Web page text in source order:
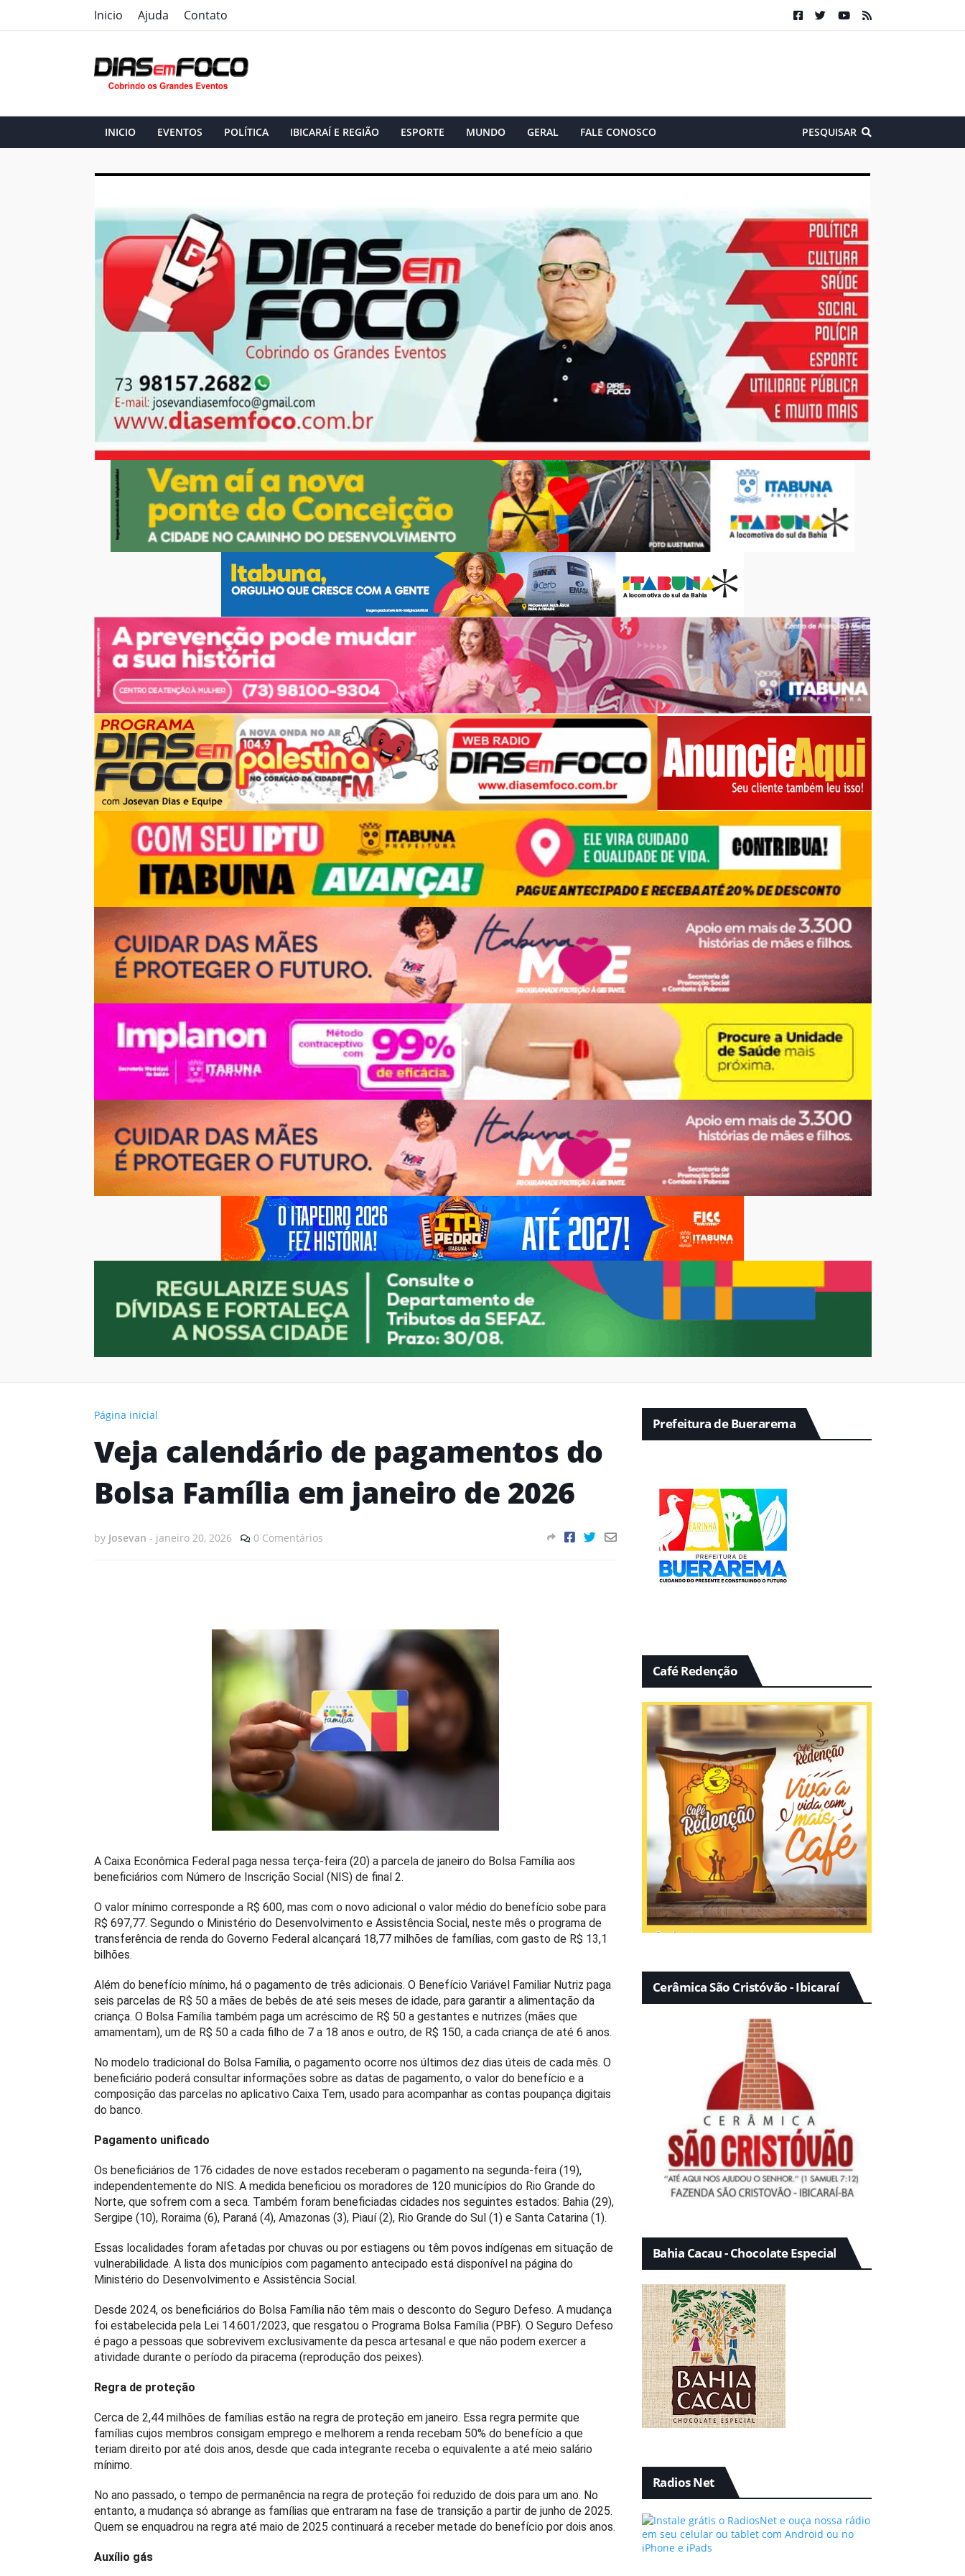
Inicio Ajuda Contato
INICIO EVENTOS POLÍTICA IBICARAÍ E REGIÃO ESPORTE MUNDO GERAL FALE CONOSCO PESQUISAR
Página inicial
Veja calendário de pagamentos do
Bolsa Família em janeiro de 2026
by Josevan - janeiro 20, 2026 0 Comentários
A Caixa Econômica Federal paga nessa terça-feira (20) a parcela de janeiro do Bolsa Família aos
beneficiários com Número de Inscrição Social (NIS) de final 2.
O valor mínimo corresponde a R$ 600, mas com o novo adicional o valor médio do benefício sobe para
R$ 697,77. Segundo o Ministério do Desenvolvimento e Assistência Social, neste mês o programa de
transferência de renda do Governo Federal alcançará 18,77 milhões de famílias, com gasto de R$ 13,1
bilhões.
Além do benefício mínimo, há o pagamento de três adicionais. O Benefício Variável Familiar Nutriz paga
seis parcelas de R$ 50 a mães de bebês de até seis meses de idade, para garantir a alimentação da
criança. O Bolsa Família também paga um acréscimo de R$ 50 a gestantes e nutrizes (mães que
amamentam), um de R$ 50 a cada filho de 7 a 18 anos e outro, de R$ 150, a cada criança de até 6 anos.
No modelo tradicional do Bolsa Família, o pagamento ocorre nos últimos dez dias úteis de cada mês. O
beneficiário poderá consultar informações sobre as datas de pagamento, o valor do benefício e a
composição das parcelas no aplicativo Caixa Tem, usado para acompanhar as contas poupança digitais
do banco.
Pagamento unificado
Os beneficiários de 176 cidades de nove estados receberam o pagamento na segunda-feira (19),
independentemente do NIS. A medida beneficiou os moradores de 120 municípios do Rio Grande do
Norte, que sofrem com a seca. Também foram beneficiadas cidades nos seguintes estados: Bahia (29),
Sergipe (10), Roraima (6), Paraná (4), Amazonas (3), Piauí (2), Rio Grande do Sul (1) e Santa Catarina (1).
Essas localidades foram afetadas por chuvas ou por estiagens ou têm povos indígenas em situação de
vulnerabilidade. A lista dos municípios com pagamento antecipado está disponível na página do
Ministério do Desenvolvimento e Assistência Social.
Desde 2024, os beneficiários do Bolsa Família não têm mais o desconto do Seguro Defeso. A mudança
foi estabelecida pela Lei 14.601/2023, que resgatou o Programa Bolsa Família (PBF). O Seguro Defeso
é pago a pessoas que sobrevivem exclusivamente da pesca artesanal e que não podem exercer a
atividade durante o período da piracema (reprodução dos peixes).
Regra de proteção
Cerca de 2,44 milhões de famílias estão na regra de proteção em janeiro. Essa regra permite que
famílias cujos membros consigam emprego e melhorem a renda recebam 50% do benefício a que
teriam direito por até dois anos, desde que cada integrante receba o equivalente a até meio salário
mínimo.
No ano passado, o tempo de permanência na regra de proteção foi reduzido de dois para um ano. No
entanto, a mudança só abrange as famílias que entraram na fase de transição a partir de junho de 2025.
Quem se enquadrou na regra até maio de 2025 continuará a receber metade do benefício por dois anos.
Auxílio gás
Prefeitura de Buerarema
Café Redenção
Cerâmica São Cristóvão - Ibicaraí
Bahia Cacau - Chocolate Especial
Radios Net